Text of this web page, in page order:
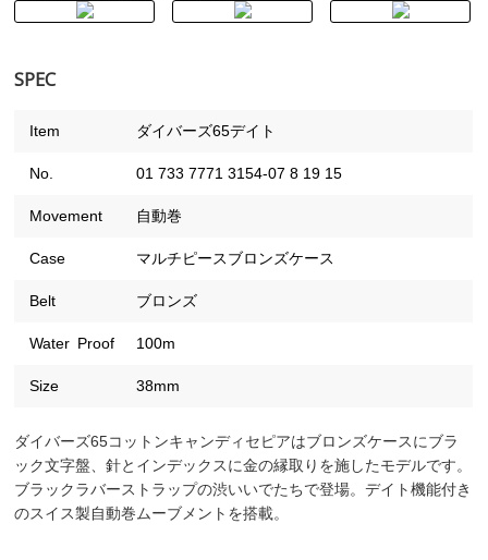
SPEC
Item ダイバーズ65デイト
No. 01 733 7771 3154-07 8 19 15
Movement 自動巻
Case マルチピースブロンズケース
Belt ブロンズ
Water Proof 100m
Size 38mm
ダイバーズ65コットンキャンディセピアはブロンズケースにブラ
ック文字盤、針とインデックスに金の縁取りを施したモデルです。
ブラックラバーストラップの渋いいでたちで登場。デイト機能付き
のスイス製自動巻ムーブメントを搭載。